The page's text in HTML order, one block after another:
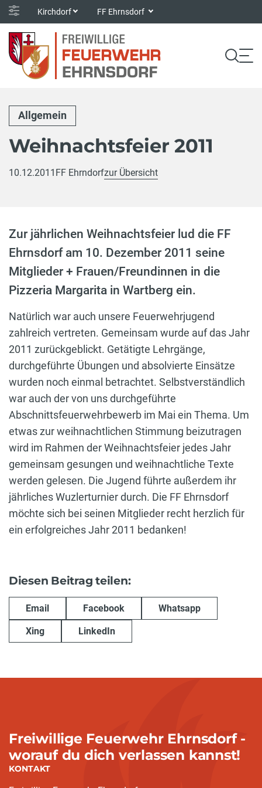
Kirchdorf FF Ehrnsdorf
Allgemein
Weihnachtsfeier 2011
10.12.2011 FF Ehrndorfzur Übersicht
Zur jährlichen Weihnachtsfeier lud die FF
Ehrnsdorf am 10. Dezember 2011 seine
Mitglieder + Frauen/Freundinnen in die
Pizzeria Margarita in Wartberg ein.
Natürlich war auch unsere Feuerwehrjugend
zahlreich vertreten. Gemeinsam wurde auf das Jahr
2011 zurückgeblickt. Getätigte Lehrgänge,
durchgeführte Übungen und absolvierte Einsätze
wurden noch einmal betrachtet. Selbstverständlich
war auch der von uns durchgeführte
Abschnittsfeuerwehrbewerb im Mai ein Thema. Um
etwas zur weihnachtlichen Stimmung beizutragen
wird im Rahmen der Weihnachtsfeier jedes Jahr
gemeinsam gesungen und weihnachtliche Texte
werden gelesen. Die Jugend führte außerdem ihr
jährliches Wuzlerturnier durch. Die FF Ehrnsdorf
möchte sich bei seinen Mitglieder recht herzlich für
ein erfolgreiches Jahr 2011 bedanken!
Diesen Beitrag teilen:
Email Facebook Whatsapp
Xing LinkedIn
Freiwillige Feuerwehr Ehrnsdorf -
worauf du dich verlassen kannst!
KONTAKT